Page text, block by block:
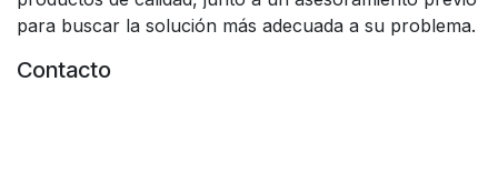
para buscar la solución más adecuada a su problema.
Contacto